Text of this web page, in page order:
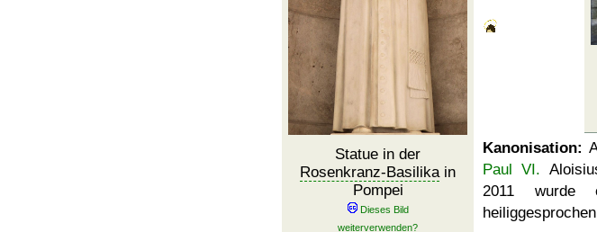
Statue in der
Rosenkranz-Basilikain
Pompei
Kanonisation:
Paul VI.
2011 wurde